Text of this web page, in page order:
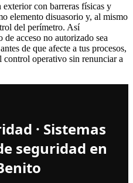
con barreras físicas y
elemento disuasorio y, al mismo
del perímetro. Así
acceso no autorizado sea
de que afecte a tus procesos,
control operativo sin renunciar a
· Sistemas
seguridad en